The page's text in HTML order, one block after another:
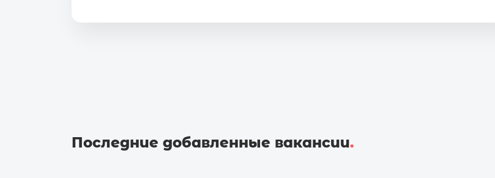
Последние добавленные вакансии.